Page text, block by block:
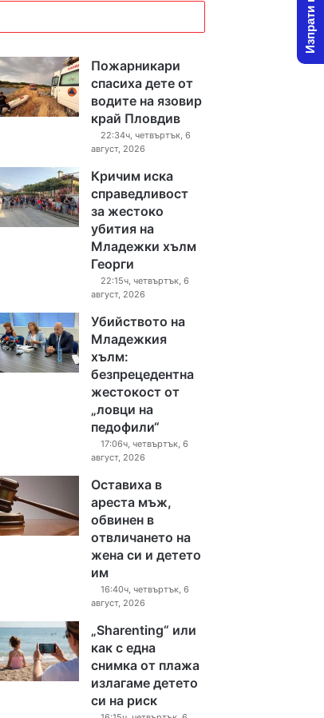
Пожарникари
спасиха дете от
водите на язовир
край Пловдив
22:34ч, четвъртък, 6
август, 2026
Кричим иска
справедливост
за жестоко
убития на
Младежки хълм
Георги
22:15ч, четвъртък, 6
август, 2026
Убийството на
Младежкия
хълм:
безпрецедентна
жестокост от
„ловци на
педофили“
17:06ч, четвъртък, 6
август, 2026
Оставиха в
ареста мъж,
обвинен в
отвличането на
жена си и детето
им
16:40ч, четвъртък, 6
август, 2026
„Sharenting“ или
как с една
снимка от плажа
излагаме детето
си на риск